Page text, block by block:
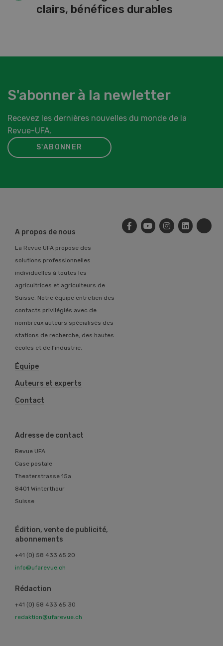
clairs, bénéfices durables
S'abonner à la newletter
Recevez les dernières nouvelles du monde de la
Revue-UFA.
S'ABONNER
A propos de nous
La Revue UFA propose des
solutions professionnelles
individuelles à toutes les
agricultrices et agriculteurs de
Suisse. Notre équipe entretien des
contacts privilégiés avec de
nombreux auteurs spécialisés des
stations de recherche, des hautes
écoles et de l’industrie.
Équipe
Auteurs et experts
Contact
Adresse de contact
Revue UFA
Case postale
Theaterstrasse 15a
8401 Winterthour
Suisse
Édition, vente de publicité,
abonnements
+41 (0) 58 433 65 20
info@ufarevue.ch
Rédaction
+41 (0) 58 433 65 30
redaktion@ufarevue.ch